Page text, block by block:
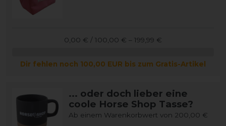
0,00 € / 100,00 € – 199,99 €
Dir fehlen noch 100,00 EUR bis zum Gratis-Artikel
... oder doch lieber eine
coole Horse Shop Tasse?
Ab einem Warenkorbwert von 200,00 €